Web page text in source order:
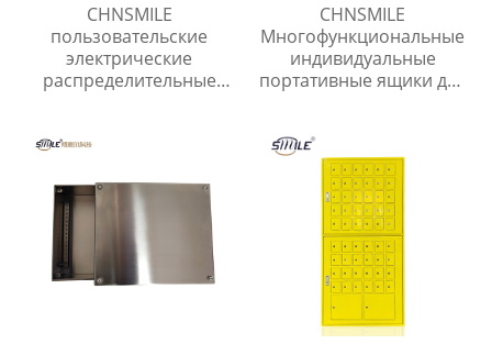
CHNSMILE
пользовательские
электрические
распределительные
шкаф управления
CHNSMILE
Многофункциональные
индивидуальные
портативные ящики для
Металлический ящик
для инструментов.